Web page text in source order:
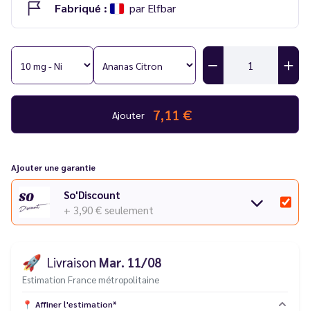
Fabriqué : par Elfbar
Compatible :
Batterie ELFA Pro - Elfbar
Nombre de bouffées :600 par cartouches, soit 1 200 au
Lot de 2 cartouches pré-remplies
Ajouter 7,11 €
Ajouter une garantie
So'Discount
+ 3,90 € seulement
🚀 Livraison Mar. 11/08
Estimation France métropolitaine
📍 Affiner l'estimation*